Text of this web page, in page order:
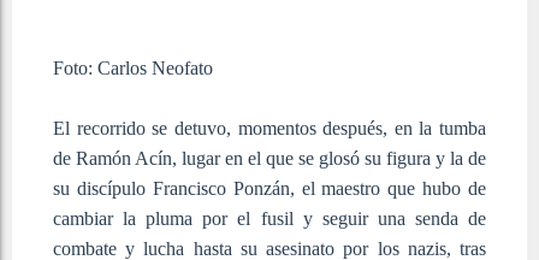
Foto: Carlos Neofato
El recorrido se detuvo, momentos después, en la tumba
de Ramón Acín, lugar en el que se glosó su figura y la de
su discípulo Francisco Ponzán, el maestro que hubo de
cambiar la pluma por el fusil y seguir una senda de
combate y lucha hasta su asesinato por los nazis, tras